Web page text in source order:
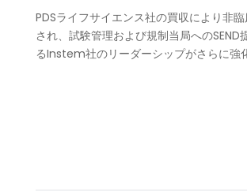
PDSライフサイエンス社の買収により非
され、試験管理および規制当局へのSEND
るInstem社のリーダーシップがさらに強